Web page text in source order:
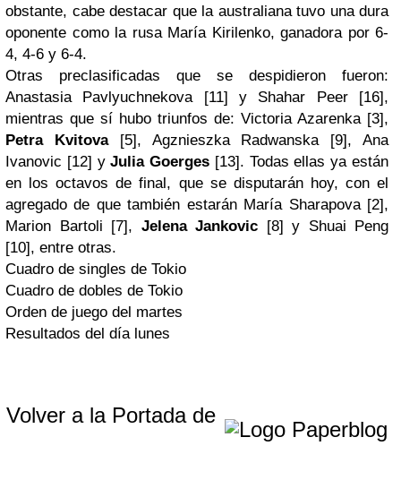
obstante, cabe destacar que la australiana tuvo una dura
oponente como la rusa María Kirilenko, ganadora por 6-
4, 4-6 y 6-4.
Otras preclasificadas que se despidieron fueron:
Anastasia Pavlyuchnekova [11] y Shahar Peer [16],
mientras que sí hubo triunfos de: Victoria Azarenka [3],
Petra Kvitova[5], Agznieszka Radwanska [9], Ana
Ivanovic [12] yJulia Goerges [13]. Todas ellas ya están
en los octavos de final, que se disputarán hoy, con el
agregado de que también estarán María Sharapova [2],
Marion Bartoli [7], Jelena Jankovic [8] y Shuai Peng
[10], entre otras.
Cuadro de singles de Tokio
Cuadro de dobles de Tokio
Orden de juego del martes
Resultados del día lunes
Volver a la Portada de